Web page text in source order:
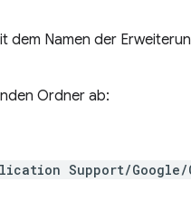
dem Namen der
Ordner ab:
Support/